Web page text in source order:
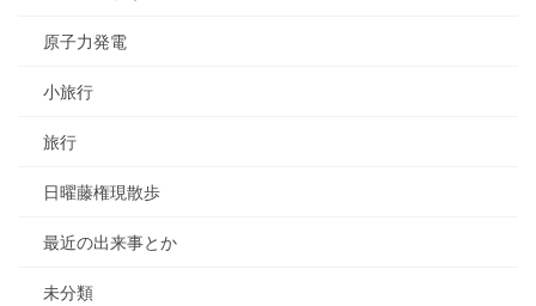
原子力発電
小旅行
旅行
日曜藤権現散歩
最近の出来事とか
未分類